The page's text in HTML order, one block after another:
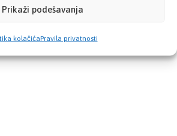
Prikaži podešavanja
kolačićaPravila privatnosti
osiguranja Kantona